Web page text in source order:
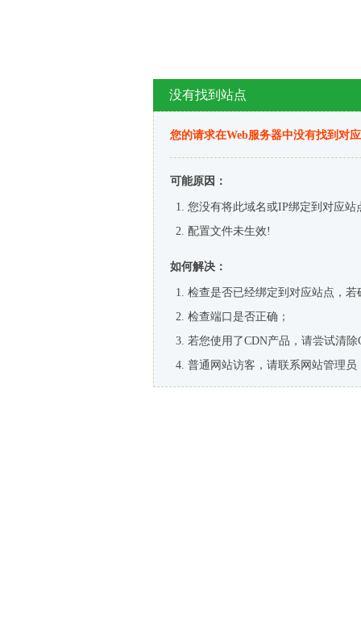
没有找到站点
您的请求在Web服务器中没有找到对
可能原因：
您没有将此域名或IP绑定到对应站
配置文件未生效!
如何解决：
检查是否已经绑定到对应站点，
检查端口是否正确；
若您使用了CDN产品，请尝试清除
普通网站访客，请联系网站管理员